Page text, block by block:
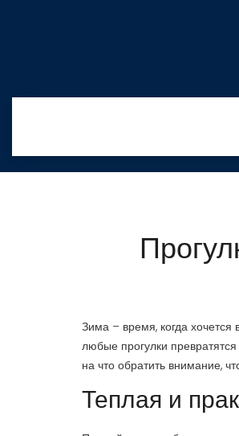
Зима – время, когда хочется
любые прогулки
на что обратить внимание,
Теплая и